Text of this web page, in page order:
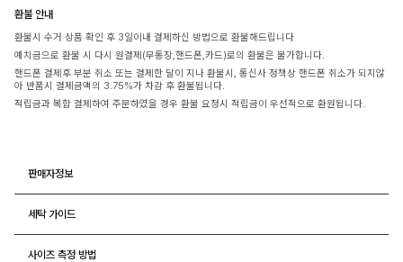
환불 안내
환불시 수거 상품 확인 후 3일이내 결제하신 방법으로 환불해드립니다
예치금으로 환불 시 다시 원결제(무통장,핸드폰,카드)로의 환불은 불가합니다.
핸드폰 결제후 부분 취소 또는 결제한 달이 지나 환불시, 통신사 정책상 핸드폰 취소가 되지않
아 반품시 결제금액의 3.75%가 차감 후 환불됩니다.
적립금과 복합 결제하여 주문하였을 경우 환불 요청시 적립금이 우선적으로 환원됩니다.
판매자정보
세탁 가이드
사이즈 측정 방법